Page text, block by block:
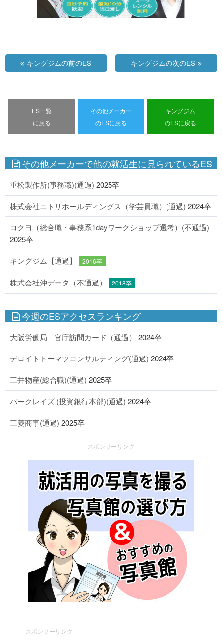
キングジムの前のES キングジムの次のES
ES一覧
に戻る
その他メーカー
のESに戻る
キングジム
のESに戻る
その他メーカーで他の就活生に見られているES
重松製作所(事務職)(通過) 2025卒
株式会社ニトリホールディングス（学芸員職）(通過) 2024卒
コクヨ（総合職・事務系1dayワークショップ選考）(不通過)
2025卒
キングジム【通過】 2016卒
株式会社沖データ（不通過） 2018卒
今週のESアクセスランキング
大阪労働局 官庁訪問カード（通過） 2024卒
デロイトトーマツコンサルティング(通過) 2024卒
三井物産(総合職)(通過) 2025卒
バークレイズ (投資銀行本部)(通過) 2024卒
三菱商事(通過) 2025卒
スポンサーリンク
スポンサーリンク